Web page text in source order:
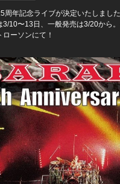
周年記念ライブが決定いたしました
3/10〜13日、一般発売は3/20から
ーソンにて！